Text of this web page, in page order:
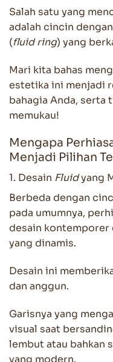
Salah satu yang
adalah cincin
(fluid ring) yang
Mari kita bahas
estetika ini menjadi
bahagia Anda, serta
memukau!
Mengapa
Menjadi Pilihan
1. Desain Fluidyang
Berbeda dengan
pada umumnya,
desain kontemporer
yang dinamis.
Desain ini
dan anggun.
Garisnya yang
visual saat
lembut atau bahkan
yang modern.